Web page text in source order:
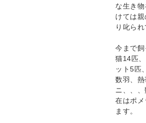
な生き
けては
り叱ら
今まで飼
猫14匹
ット5匹
数羽、
ニ、、
在はポ
ます。